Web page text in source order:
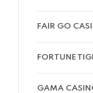
FAIR GO
FORTUNE
GAMA